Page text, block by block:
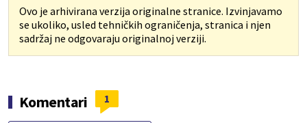
Ovo je arhivirana verzija originalne stranice. Izvinjavamo
se ukoliko, usled tehničkih ograničenja, stranica i njen
sadržaj ne odgovaraju originalnoj verziji.
Komentari 1